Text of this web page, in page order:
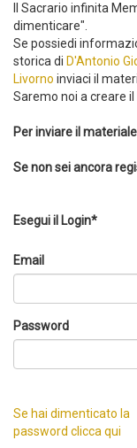
Il Sacrario infinita
dimenticare".
Se possiedi
storica di D'Antonio
Livorno inviaci il
Saremo noi a creare il
Per inviare il
Se non sei ancora
Esegui il Login*
Email
Password
Se hai dimenticato la
password clicca qui